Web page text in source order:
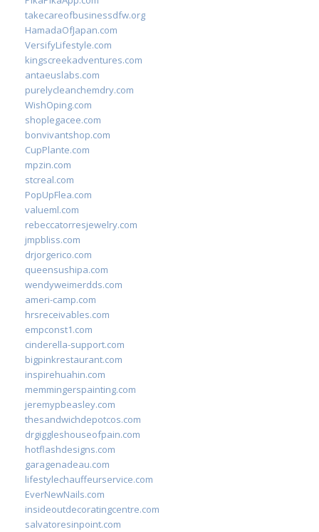
takecareofbusinessdfw.org
HamadaOfJapan.com
VersifyLifestyle.com
kingscreekadventures.com
antaeuslabs.com
purelycleanchemdry.com
WishOping.com
shoplegacee.com
bonvivantshop.com
CupPlante.com
mpzin.com
stcreal.com
PopUpFlea.com
valueml.com
rebeccatorresjewelry.com
jmpbliss.com
drjorgerico.com
queensushipa.com
wendyweimerdds.com
ameri-camp.com
hrsreceivables.com
empconst1.com
cinderella-support.com
bigpinkrestaurant.com
inspirehuahin.com
memmingerspainting.com
jeremypbeasley.com
thesandwichdepotcos.com
drgiggleshouseofpain.com
hotflashdesigns.com
garagenadeau.com
lifestylechauffeurservice.com
EverNewNails.com
insideoutdecoratingcentre.com
salvatoresinpoint.com